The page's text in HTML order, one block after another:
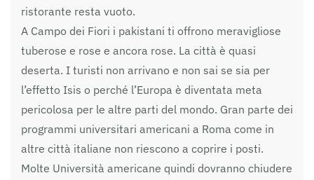
ristorante resta vuoto.
A Campo dei Fiori i pakistani ti offrono meravigliose
tuberose e rose e ancora rose. La città è quasi
deserta. I turisti non arrivano e non sai se sia per
l’effetto Isis o perché l’Europa è diventata meta
pericolosa per le altre parti del mondo. Gran parte dei
programmi universitari americani a Roma come in
altre città italiane non riescono a coprire i posti.
Molte Università americane quindi dovranno chiudere